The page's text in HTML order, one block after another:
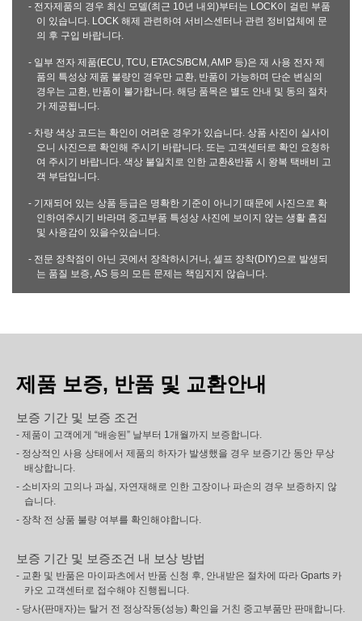
- 전자제품의 경우 최신 모델(최근 10년 내외)부터는 LOCK이 걸린 부품
이 있습니다. LOCK 해제 관련하여 서비스센터나 관련 정비업체에 문
의 후 구입 바랍니다.
- 일부 전자 제품(ECU, TCU, ETACS/BCM, AMP 등)은 재 사용 전자 제
품의 특성상 제품 불량인 경우만 교환, 반품이 가능하며 단순 변심의
경우는 교환, 반품이 불가합니다. 해당 품목은 별도 안내 및 동의 절차
가 제공됩니다.
- 차량 색상 코드는 확인이 어려운 경우가 있습니다. 상품 사진이 실사이
오니 사진으로 확인해 주시기 바랍니다. 또는 고객센터로 확인 요청하
여 주시기 바랍니다. 색상 불일치로 인한 교환&반품 시 왕복 택배비 고
객 부담입니다.
- 기재되어 있는 상품 등급은 명확한 기준이 아니기 때문에 사진으로 확
인하여주시기 바라며 중고부품 특성상 사진에 보이지 않는 생활 흠집
및 사용감이 있을수있습니다.
- 전문 장착점이 아닌 곳에서 장착하시거나, 셀프 장착(DIY)으로 발생되
는 품질 보증, AS 등의 모든 문제는 책임지지 않습니다.
제품 보증, 반품 및 교환안내
보증 기간 및 보증 조건
- 제품이 고객에게 “배송된” 날부터 1개월까지 보증합니다.
- 정상적인 사용 상태에서 제품의 하자가 발생했을 경우 보증기간 동안 무상
배상합니다.
- 소비자의 고의나 과실, 자연재해로 인한 고장이나 파손의 경우 보증하지 않
습니다.
- 장착 전 상품 불량 여부를 확인해야합니다.
보증 기간 및 보증조건 내 보상 방법
- 교환 및 반품은 마이파츠에서 반품 신청 후, 안내받은 절차에 따라 Gparts 카
카오 고객센터로 접수해야 진행됩니다.
- 당사(판매자)는 탈거 전 정상작동(성능) 확인을 거친 중고부품만 판매합니다.